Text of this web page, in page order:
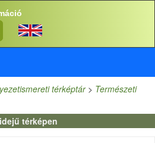
térképtár> Természeti
térképen